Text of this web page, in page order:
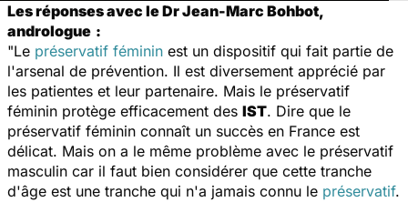
Les réponses avec le Dr Jean-Marc Bohbot,
andrologue :
"Le préservatif féminin est un dispositif qui fait partie de
l'arsenal de prévention. Il est diversement apprécié par
les patientes et leur partenaire. Mais le préservatif
féminin protège efficacement des IST. Dire que le
préservatif féminin connaît un succès en France est
délicat. Mais on a le même problème avec le préservatif
masculin car il faut bien considérer que cette tranche
d'âge est une tranche qui n'a jamais connu le préservatif.